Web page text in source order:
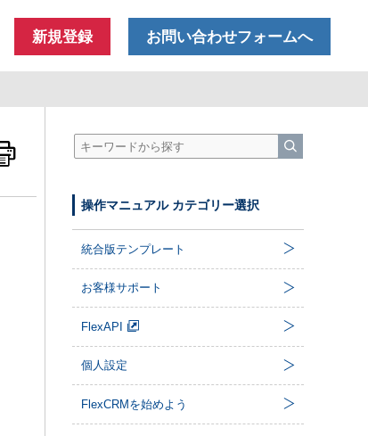
新規登録 お問い合わせフォームへ
操作マニュアル カテゴリー選択
統合版テンプレート
お客様サポート
FlexAPI
個人設定
FlexCRMを始めよう